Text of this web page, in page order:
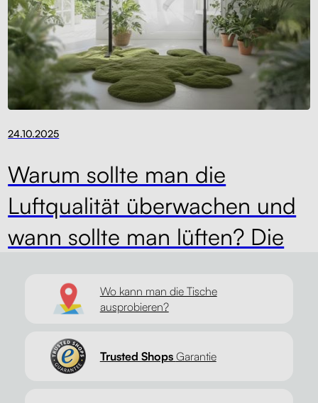
24.10.2025
Warum sollte man die
Luftqualität überwachen und
wann sollte man lüften? Die
überraschen.
seidlova@liftor.cz
Wo kann man die Tische
ausprobieren?
Trusted Shops Garantie